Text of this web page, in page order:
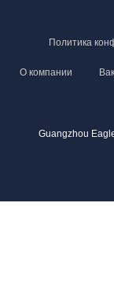
Политика
О компании
Guangzhou